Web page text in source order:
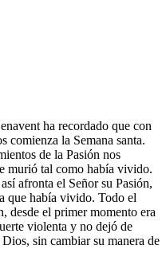
ha recordado que con
comienza la Semana santa.
de la Pasión nos
murió tal como había vivido.
afronta el Señor su Pasión,
que había vivido. Todo el
desde el primer momento era
violenta y no dejó de
sin cambiar su manera de